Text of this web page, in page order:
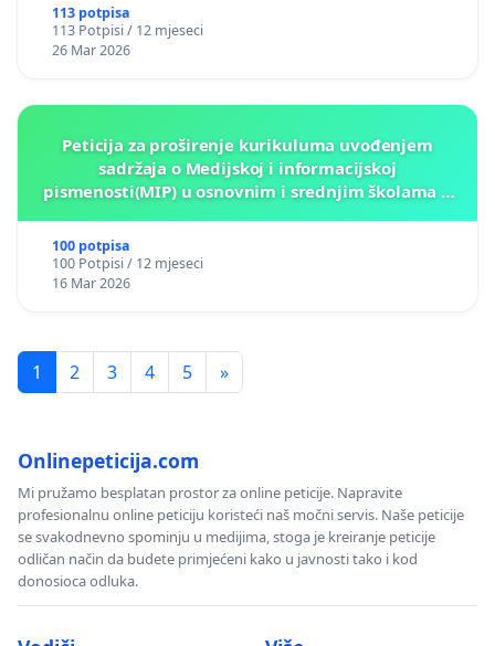
113 potpisa
113 Potpisi / 12 mjeseci
26 Mar 2026
Peticija za proširenje kurikuluma uvođenjem
sadržaja o Medijskoj i informacijskoj
pismenosti(MIP) u osnovnim i srednjim školama u
100 potpisa
100 Potpisi / 12 mjeseci
16 Mar 2026
1 2 3 4 5 »
Onlinepeticija.com
Mi pružamo besplatan prostor za online peticije. Napravite
profesionalnu online peticiju koristeći naš močni servis. Naše peticije
se svakodnevno spominju u medijima, stoga je kreiranje peticije
odličan način da budete primjećeni kako u javnosti tako i kod
donosioca odluka.